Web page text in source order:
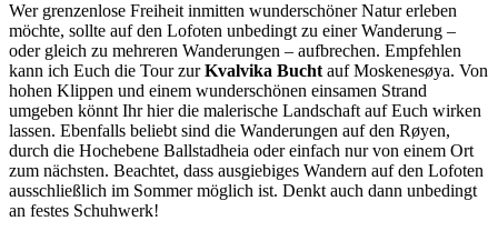
Wer grenzenlose Freiheit inmitten wunderschöner Natur erleben
möchte, sollte auf den Lofoten unbedingt zu einer Wanderung –
oder gleich zu mehreren Wanderungen – aufbrechen. Empfehlen
kann ich Euch die Tour zurKvalvika Buchtauf Moskenesøya. Von
hohen Klippen und einem wunderschönen einsamen Strand
umgeben könnt Ihr hier die malerische Landschaft auf Euch wirken
lassen. Ebenfalls beliebt sind die Wanderungen auf den Røyen,
durch die Hochebene Ballstadheia oder einfach nur von einem Ort
zum nächsten. Beachtet, dass ausgiebiges Wandern auf den Lofoten
ausschließlich im Sommer möglich ist. Denkt auch dann unbedingt
an festes Schuhwerk!